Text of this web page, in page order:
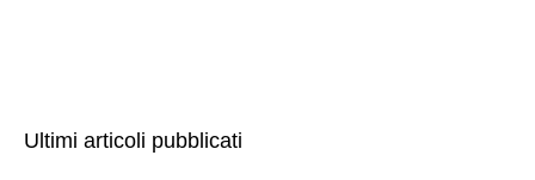
Ultimi articoli pubblicati